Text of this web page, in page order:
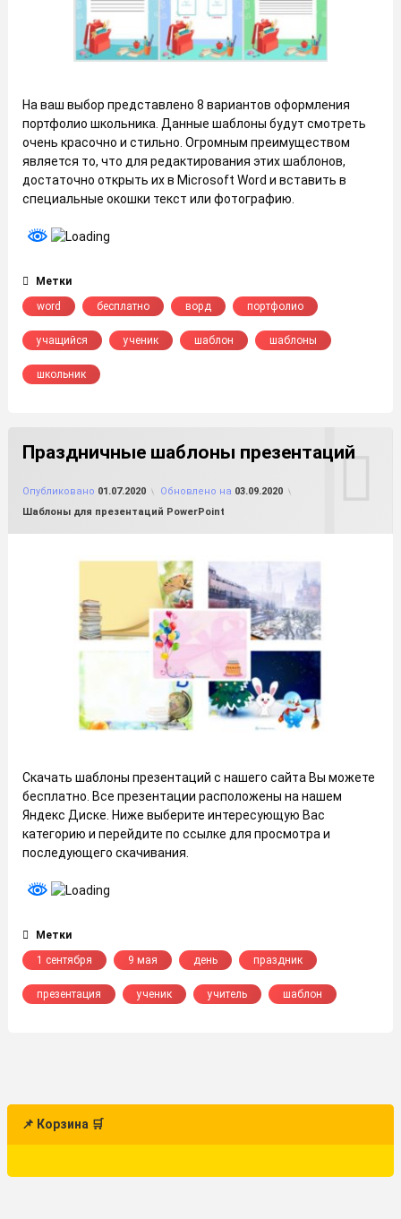
На ваш выбор представлено 8 вариантов оформления
портфолио школьника. Данные шаблоны будут смотреть
очень красочно и стильно. Огромным преимуществом
является то, что для редактирования этих шаблонов,
достаточно открыть их в Microsoft Word и вставить в
специальные окошки текст или фотографию.
Метки
word
бесплатно ворд портфолио
учащийся ученик шаблон шаблоны
школьник
Праздничные шаблоны презентаций
Опубликовано 01.07.2020 Обновлено на 03.09.2020
Рубрики:
Шаблоны для презентаций PowerPoint
Скачать шаблоны презентаций с нашего сайта Вы можете
бесплатно. Все презентации расположены на нашем
Яндекс Диске. Ниже выберите интересующую Вас
категорию и перейдите по ссылке для просмотра и
последующего скачивания.
Метки
1 сентября
9 мая день праздник
презентация ученик учитель шаблон
📌 Корзина 🛒